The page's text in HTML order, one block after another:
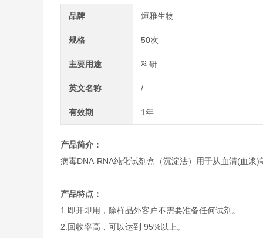
品牌 烜雅生物
规格 50次
主要用途 科研
英文名称 /
有效期 1年
产品简介：
病毒DNA-RNA纯化试剂盒（沉淀法）用于从血清(血浆
产品特点：
1.即开即用，除样品外客户不需要准备任何试剂。
2.回收率高，可以达到 95%以上。